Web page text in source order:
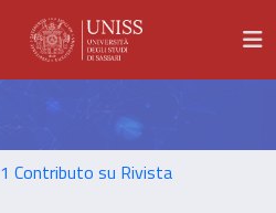
1 Contributo su Rivista